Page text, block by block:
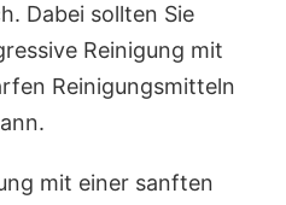
Dabei sollten Sie
Reinigung mit
Reinigungsmitteln
mit einer sanften